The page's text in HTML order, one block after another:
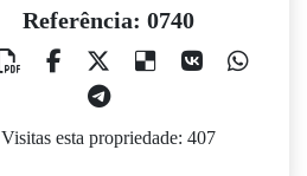
Referência: 0740
Visitas esta propriedade: 407